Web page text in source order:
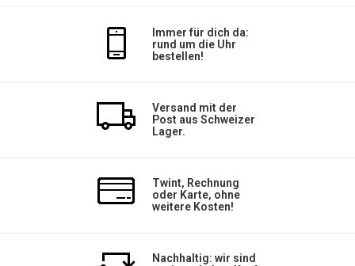
Immer für dich da:
rund um die Uhr
bestellen!
Versand mit der
Post aus Schweizer
Lager.
Twint, Rechnung
oder Karte, ohne
weitere Kosten!
Nachhaltig: wir sind